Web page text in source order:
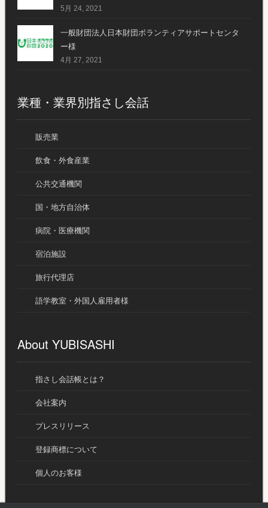
5月 24, 2021
一般財団法人日本財団ボランティアサポートセンタ
ー様
4月 27, 2021
業種・業界別指さし会話
販売業
飲食・外食産業
公共交通機関
国・地方自治体
病院・医療機関
宿泊施設
旅行代理店
語学教室・外国人雇用者様
About YUBISASHI
指さし会話帳とは？
会社案内
プレスリリース
登録商標について
個人のお客様